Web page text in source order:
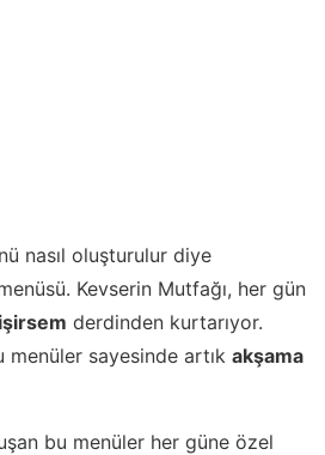
nasıl oluşturulur diye
Kevserin Mutfağı, her gün
derdinden kurtarıyor.
menüler sayesinde artık akşama
bu menüler her güne özel